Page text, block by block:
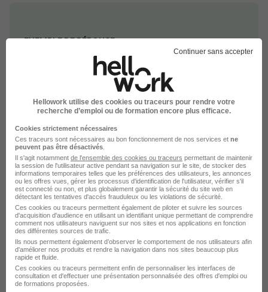
EXEMPLE DE RÉPONSE
À moyen terme, je souhaite me spécialiser dans le
traitement des troubles de l'humeur. À long terme,
je voudrais prendre des responsabilités dans la
supervision d'une équipe de psychologues. Je
d'évolution.
3. Qu'est-ce qui vous motive à vous lever
chaque matin pour exercer votre métier?
Partagez votre passion pour la psychologie et l'impact
positif que vous pouvez avoir sur la vie de vos patients.
EXEMPLE DE RÉPONSE
Ce qui me motive, c'est la possibilité d'aider
Continuer sans accepter
Hellowork utilise des cookies ou traceurs pour rendre votre
recherche d’emploi ou de formation encore plus efficace.
Cookies strictement nécessaires
Ces traceurs sont nécessaires au bon fonctionnement de nos services et ne
peuvent pas être désactivés
Il s'agit notamment de l'ensemble des cookies ou traceurs permettant de maintenir
la session de l'utilisateur active pendant sa navigation sur le site, de stocker des
informations temporaires telles que les préférences des utilisateurs, les annonces
ou les offres vues, gérer les processus d'identification de l'utilisateur, vérifier s'il
est connecté ou non, et plus globalement garantir la sécurité du site web en
détectant les tentatives d'accès frauduleux ou les violations de sécurité.
Ces cookies ou traceurs permettent également de piloter et suivre les sources
d'acquisition d'audience en utilisant un identifiant unique permettant de comprendre
comment nos utilisateurs naviguent sur nos sites et nos applications en fonction
des différentes sources de trafic.
Ils nous permettent également d’observer le comportement de nos utilisateurs afin
d'améliorer nos produits et rendre la navigation dans nos sites beaucoup plus
rapide et fluide.
Ces cookies ou traceurs permettent enfin de personnaliser les interfaces de
consultation et d'effectuer une présentation personnalisée des offres d'emploi ou
de formations proposées.